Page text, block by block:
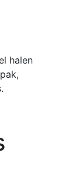
halen